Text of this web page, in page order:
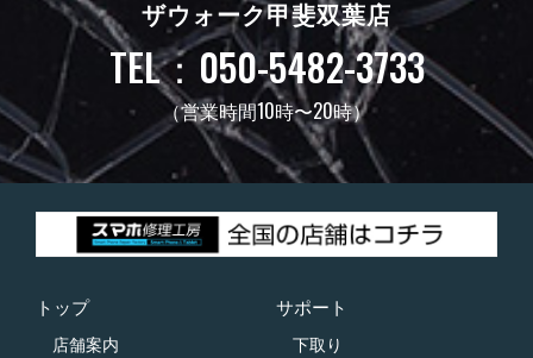
ザウォーク甲斐双葉店
TEL：050-5482-3733
（営業時間10時〜20時）
トップ
店舗案内
サポート
下取り